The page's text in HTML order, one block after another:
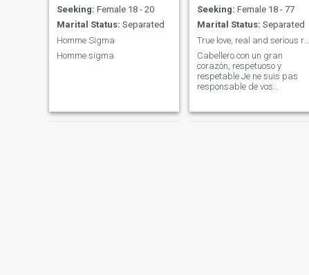
Seeking: Female 18 - 20
Marital Status: Separated
Homme Sigma
Homme sigma
Seeking: Female 18 - 77
Marital Status: Separated
True love, real and serious relationship
Cabellero con un gran
corazón, respetuoso y
respetable Je ne suis pas
responsable de vos
entretenir avant de vous